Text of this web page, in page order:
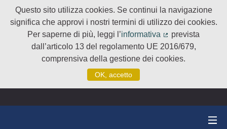
Questo sito utilizza cookies. Se continui la navigazione
significa che approvi i nostri termini di utilizzo dei cookies.
Per saperne di più, leggi l’informativa
(Collegamento
prevista
dall’articolo 13 del regolamento UE 2016/679,
comprensiva della gestione dei cookies.
OK, accetto